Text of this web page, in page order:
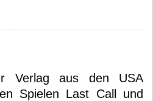
Verlag aus den USA
Spielen Last Call und